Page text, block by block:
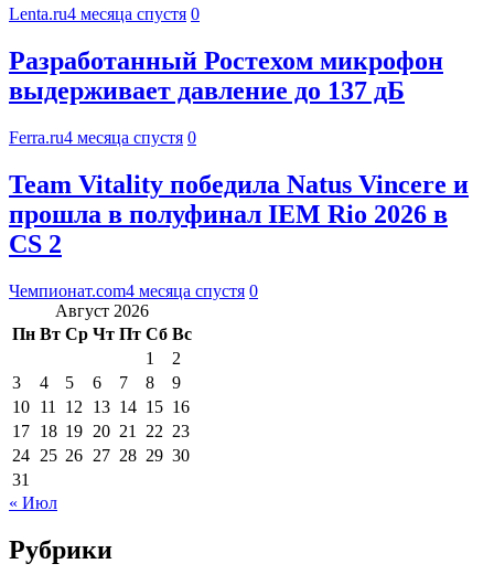
Lenta.ru4 месяца спустя 0
Разработанный Ростехом микрофон
выдерживает давление до 137 дБ
Ferra.ru4 месяца спустя 0
Team Vitality победила Natus Vincere и
прошла в полуфинал IEM Rio 2026 в
CS 2
Чемпионат.com4 месяца спустя 0
Август 2026
Пн Вт Ср Чт Пт Сб Вс
1
2
3
4 5 6 7 8
9
10 11 12 13 14 15 16
17 18 19 20 21 22 23
24 25 26 27 28 29 30
31
« Июл
Рубрики